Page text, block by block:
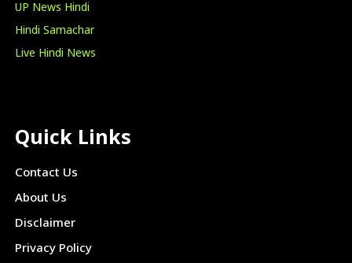
UP News Hindi
Hindi Samachar
Live Hindi News
Quick Links
Contact Us
About Us
Disclaimer
Privacy Policy